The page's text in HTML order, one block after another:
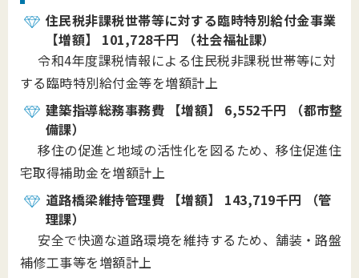
住民税非課税世帯等に対する臨時特別給付金事業
【増額】 101,728千円 （社会福祉課）
令和4年度課税情報による住民税非課税世帯等に対
する臨時特別給付金等を増額計上
建築指導総務事務費 【増額】 6,552千円 （都市整
備課）
移住の促進と地域の活性化を図るため、移住促進住
宅取得補助金を増額計上
道路橋梁維持管理費 【増額】 143,719千円 （管
理課）
安全で快適な道路環境を維持するため、舗装・路盤
補修工事等を増額計上